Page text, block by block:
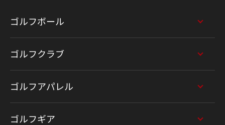
ゴルフボール
ゴルフクラブ
ゴルフアパレル
ゴルフギア